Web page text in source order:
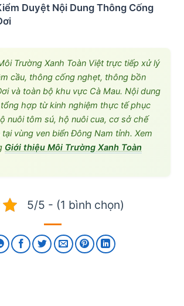
Duyệt Nội Dung Thông Cống
Trường Xanh Toàn Việt trực tiếp xử lý
cầu, thông cống nghẹt, thông bồn
và toàn bộ khu vực Cà Mau. Nội dung
hợp từ kinh nghiệm thực tế phục
nuôi tôm sú, hộ nuôi cua, cơ sở chế
vùng ven biển Đông Nam tỉnh. Xem
Giới thiệu Môi Trường Xanh Toàn
5/5 - (1 bình chọn)